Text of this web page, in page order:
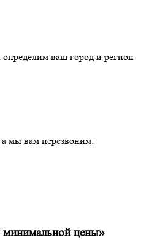
ваш город и регион
мы вам перезвоним:
цены»